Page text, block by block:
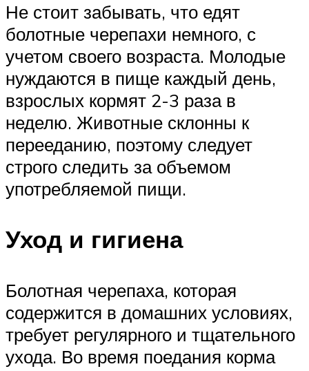
Не стоит забывать, что едят
болотные черепахи немного, с
учетом своего возраста. Молодые
нуждаются в пище каждый день,
взрослых кормят 2-3 раза в
неделю. Животные склонны к
перееданию, поэтому следует
строго следить за объемом
употребляемой пищи.
Уход и гигиена
Болотная черепаха, которая
содержится в домашних условиях,
требует регулярного и тщательного
ухода. Во время поедания корма